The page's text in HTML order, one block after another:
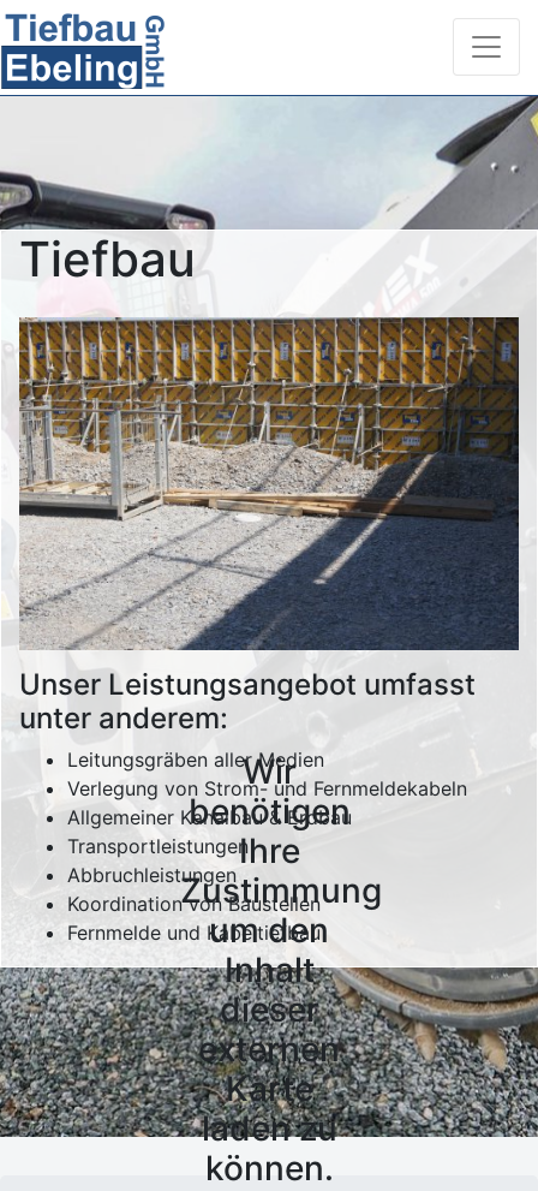
Tiefbau
Unser Leistungsangebot umfasst
unter anderem:
Leitungsgräben aller Medien
Verlegung von Strom- und Fernmeldekabeln
Allgemeiner Kanalbau & Erdbau
Transportleistungen
Abbruchleistungen
Koordination von Baustellen
Fernmelde und Kabeltiefbau
Wir
benötigen
Ihre
Zustimmung
um den
Inhalt
dieser
externen
Karte
laden zu
können.